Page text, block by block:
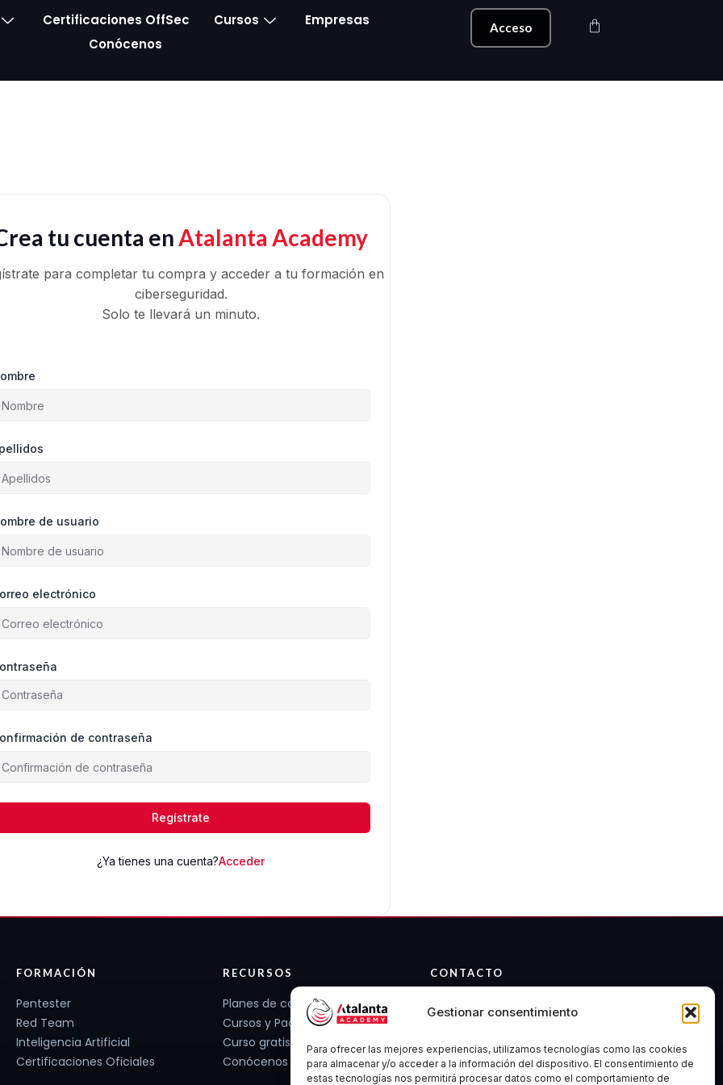
Gestionar consentimiento
Para ofrecer las mejores experiencias, utilizamos tecnologías como las cookies
para almacenar y/o acceder a la información del dispositivo. El consentimiento de
estas tecnologías nos permitirá procesar datos como el comportamiento de
Certificaciones OffSec Cursos
Empresas
Conócenos
Acceso Carrito
tu cuenta enAtalanta Academy
para completar tu compra y acceder a tu formación en
ciberseguridad.
Solo te llevará un minuto.
de usuario
electrónico
de contraseña
Regístrate
¿Ya tienes una cuenta?Acceder
FORMACIÓN
Pentester
Red Team
Inteligencia Artificial
Certificaciones Oficiales
RECURSOS
Planes de carrera
Cursos y Packs
Curso gratis
Conócenos
CONTACTO
Telegram
Madrid, España